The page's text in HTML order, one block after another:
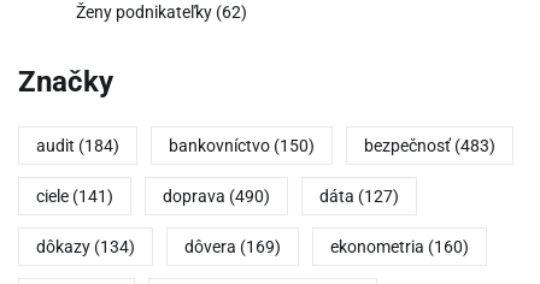
Ženy podnikateľky (62)
Značky
audit (184) bankovníctvo (150) bezpečnosť (483)
ciele (141) doprava (490) dáta (127)
dôkazy (134) dôvera (169) ekonometria (160)